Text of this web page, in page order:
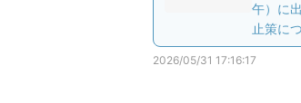
午）に
止策に
2026/05/31 17:16:17